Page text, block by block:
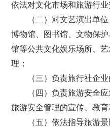
依法对文化市场和旅游行
（二）对文艺演出单
博物馆、图书馆、文物保
馆等公共文化娱乐场所、
理；
（三）负责旅行社企
（四）负责旅游安全
旅游安全管理的宣传、教育
（五）依法指导旅游